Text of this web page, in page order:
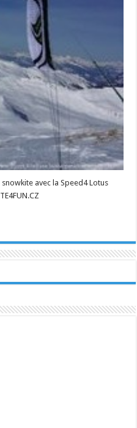
avec la Speed4 Lotus